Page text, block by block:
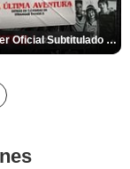
Primer Tráiler Oficial Subtitulado de 'Una última aventura: Detrás de cámaras de Stranger Things 5'